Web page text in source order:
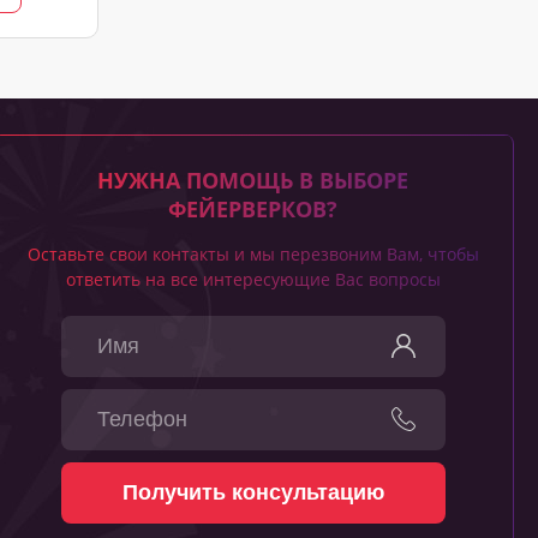
НУЖНА ПОМОЩЬ В ВЫБОРЕ
ФЕЙЕРВЕРКОВ?
Оставьте свои контакты и мы перезвоним Вам, чтобы
ответить на все интересующие Вас вопросы